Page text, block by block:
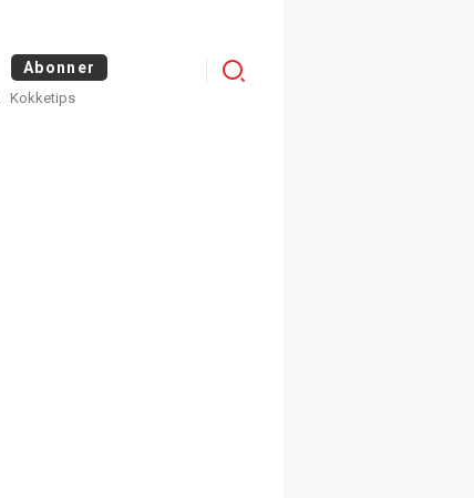
Abonner
Kokketips
Menu